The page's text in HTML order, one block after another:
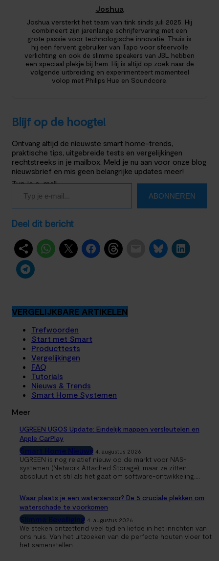
Joshua
Joshua versterkt het team van tink sinds juli 2025. Hij
combineert zijn jarenlange schrijfervaring met een
grote passie voor technologische innovatie. Thuis is
hij een fervent gebruiker van Tapo voor sfeervolle
verlichting en ook de slimme speakers van JBL hebben
een speciaal plekje bij hem. Hij is altijd op zoek naar de
volgende uitbreiding en experimenteert momenteel
volop met Philips Hue en Soundcore.
Blijf op de hoogte!
Ontvang altijd de nieuwste smart home-trends,
praktische tips, uitgebreide tests en vergelijkingen
rechtstreeks in je mailbox. Meld je nu aan voor onze blog
nieuwsbrief en mis geen belangrijke updates meer!
Typ je e-mail…
ABONNEREN
Deel dit bericht
VERGELIJKBARE ARTIKELEN
Trefwoorden
Start met Smart
Producttests
Vergelijkingen
FAQ
Tutorials
Nieuws & Trends
Smart Home Systemen
Meer
UGREEN UGOS Update: Eindelijk mappen versleutelen en
Apple CarPlay
Smart Home Nieuws 4. augustus 2026
UGREEN is nog relatief nieuw op de markt voor NAS-
systemen (Network Attached Storage), maar ze zitten
absoluut niet stil als het gaat om software-ontwikkeling....
Waar plaats je een watersensor? De 5 cruciale plekken om
waterschade te voorkomen
Slimme Beveiliging 4. augustus 2026
We steken ontzettend veel tijd en liefde in het inrichten van
ons huis. Van het uitzoeken van de perfecte houten vloer tot
het samenstellen...